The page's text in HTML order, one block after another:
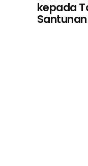
kepada